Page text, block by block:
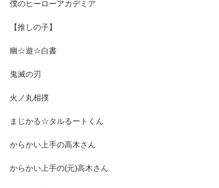
僕のヒーローアカデミア
【推しの子】
幽☆遊☆白書
鬼滅の刃
火ノ丸相撲
まじかる☆タルるートくん
からかい上手の高木さん
からかい上手の(元)高木さん